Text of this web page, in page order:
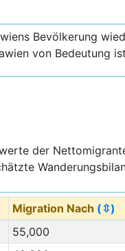
Bevölkerung
von Bedeutung
der
Migration Nach (⇳)
55,000